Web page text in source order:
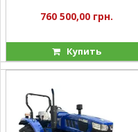
760 500,00 грн.
Купить